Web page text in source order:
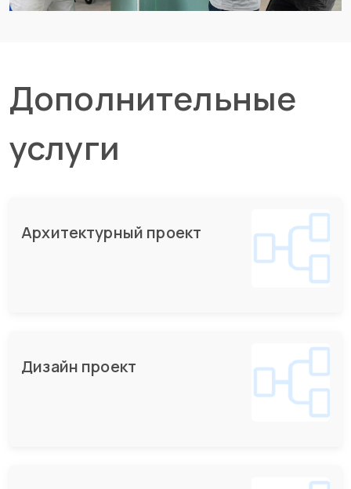
Дополнительные
услуги
Архитектурный проект
Дизайн проект